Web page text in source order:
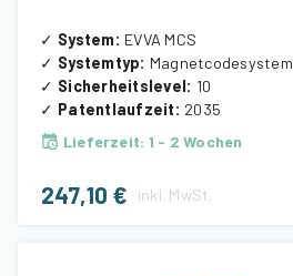
✓ System: EVVA MCS
✓ Systemtyp: Magnetcodesystem
✓ Sicherheitslevel: 10
✓ Patentlaufzeit: 2035
Lieferzeit: 1 - 2 Wochen
247,10 € inkl. MwSt.